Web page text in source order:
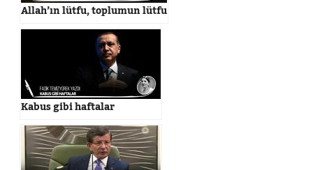
Allah’ın lütfu, toplumun lütfu
Kabus gibi haftalar